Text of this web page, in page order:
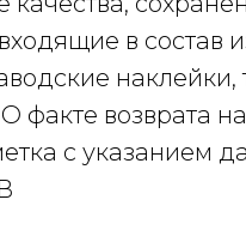
в состав
наклейки,
возврата
с указанием